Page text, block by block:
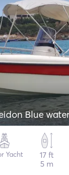
Blue
Yacht
17 ft
5 m